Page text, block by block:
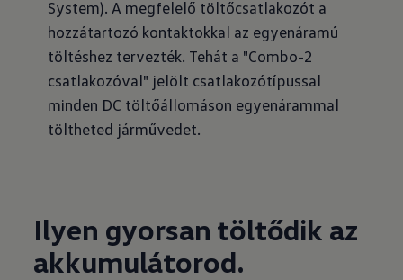
System). A megfelelő töltőcsatlakozót a
hozzátartozó kontaktokkal az egyenáramú
töltéshez tervezték. Tehát a "Combo-2
csatlakozóval" jelölt csatlakozótípussal
minden DC töltőállomáson egyenárammal
töltheted járművedet.
Ilyen gyorsan töltődik az
akkumulátorod.